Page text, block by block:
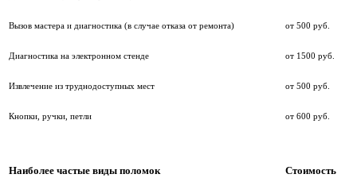
Вызов мастера и диагностика (в случае отказа от ремонта) от 500 руб.
Диагностика на электронном стенде от 1500 руб.
Извлечение из труднодоступных мест от 500 руб.
Кнопки, ручки, петли от 600 руб.
Наиболее частые виды поломок Стоимость